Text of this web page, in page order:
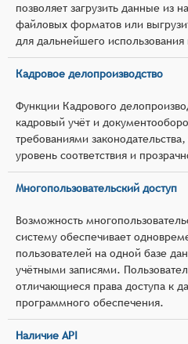
позволяет загрузить данные из
файловых форматов или
для дальнейшего
Кадровое делопроизводство
Функции Кадрового
кадровый учёт и
требованиями
уровень соответствия и
Многопользовательский доступ
Возможность
систему обеспечивает
пользователей на одной базе
учётными записями.
отличающиеся права доступа к
программного обеспечения.
Наличие API